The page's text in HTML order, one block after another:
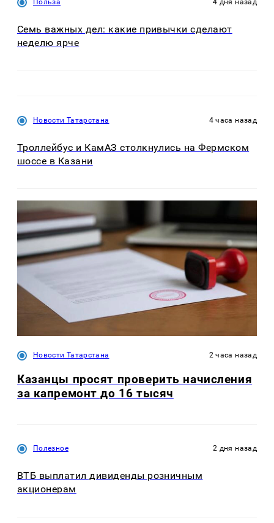
Польза 4 дня назад
Семь важных дел: какие привычки сделают
неделю ярче
Новости Татарстана 4 часа назад
Троллейбус и КамАЗ столкнулись на Фермском
шоссе в Казани
Новости Татарстана 2 часа назад
Казанцы просят проверить начисления
за капремонт до 16 тысяч
Полезное 2 дня назад
ВТБ выплатил дивиденды розничным
акционерам